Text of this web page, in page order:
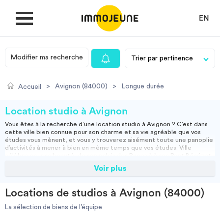
EN
MON COMPTE
Je cherche un logement
Villes
Modifier ma recherche
Accueil > Avignon (84000) > Longue durée
Location studio à Avignon
Vous êtes à la recherche d’une location studio à Avignon ? C’est dans
cette ville bien connue pour son charme et sa vie agréable que vos
études vous mènent, et vous y trouverez aisément toute une panoplie
d’activités à mener à bien en même temps que vos études. Ville
branchés, boîtes de nuit, salle de concert, cette ville met à votre
l’esprit après votre journée de cours, de sorte que vous puissiez
jongler intelligemment entre études et détente.
d’ImmoJeune se plient en quatre pour vous aider dans vos démarches.
Voir plus
Locations de studios à Avignon (84000)
La sélection de biens de l’équipe